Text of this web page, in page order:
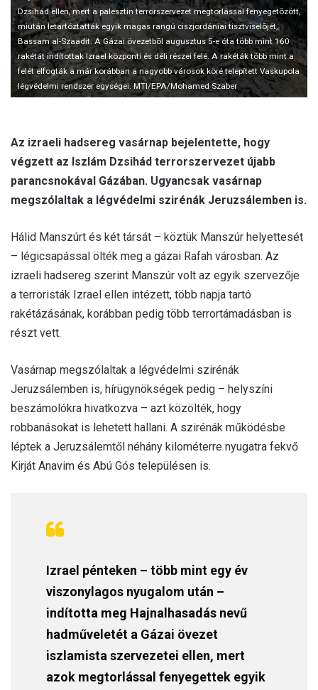
l
Dzsihád ellen, mert a palesztin terrorszervezet megtorlással fenyegetõzött,
miután letartóztatták egyik magas rangú ciszjordániai tisztviselõjét,
Bassam al-Szaadit. A Gázai övezetbõl augusztus 5-e óta több mint 160
rakétát indítottak Izrael központi és déli részei felé. A rakéták több mint a
felét elfogták a már korábban a nagyobb városok köré telepített Vaskupola
légvédelmi rendszer egységei. MTI/EPA/Mohamed Szaber
Az izraeli hadsereg vasárnap bejelentette, hogy
végzett az Iszlám Dzsihád terrorszervezet újabb
parancsnokával Gázában. Ugyancsak vasárnap
megszólaltak a légvédelmi szirénák Jeruzsálemben is.
Hálid Manszúrt és két társát – köztük Manszúr helyettesét
– légicsapással ölték meg a gázai Rafah városban. Az
izraeli hadsereg szerint Manszúr volt az egyik szervezője
a terroristák Izrael ellen intézett, több napja tartó
rakétázásának, korábban pedig több terrortámadásban is
részt vett.
Vasárnap megszólaltak a légvédelmi szirénák
Jeruzsálemben is, hírügynökségek pedig – helyszíni
beszámolókra hivatkozva – azt közölték, hogy
robbanásokat is lehetett hallani. A szirénák működésbe
léptek a Jeruzsálemtől néhány kilométerre nyugatra fekvő
Kirját Anavim és Abú Gós településen is.
Izrael pénteken – több mint egy év
viszonylagos nyugalom után –
indította meg Hajnalhasadás nevű
hadműveletét a Gázai övezet
iszlamista szervezetei ellen, mert
azok megtorlással fenyegettek egyik